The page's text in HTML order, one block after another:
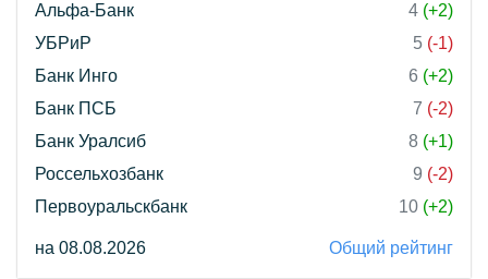
Альфа-Банк
4 (+2)
УБРиР
5 (-1)
Банк Инго
6 (+2)
Банк ПСБ
7 (-2)
Банк Уралсиб
8 (+1)
Россельхозбанк
9 (-2)
Первоуральскбанк
10 (+2)
на 08.08.2026 Общий рейтинг